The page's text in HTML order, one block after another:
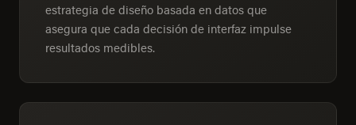
estrategia de diseño basada en datos que
asegura que cada decisión de interfaz impulse
resultados medibles.